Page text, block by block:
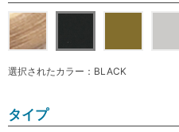
選択されたカラー：BLACK
タイプ